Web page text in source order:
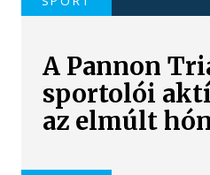
A Pannon
sportolói
az elmúlt